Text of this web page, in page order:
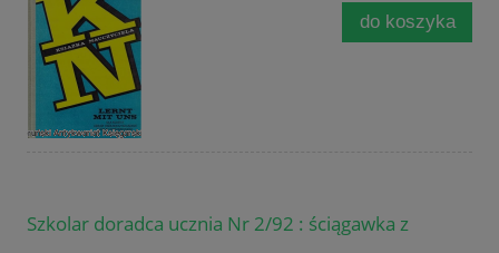
do koszyka
Szkolar doradca ucznia Nr 2/92 : ściągawka z